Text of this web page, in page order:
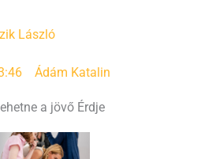
László
Ádám Katalin
a jövő Érdje